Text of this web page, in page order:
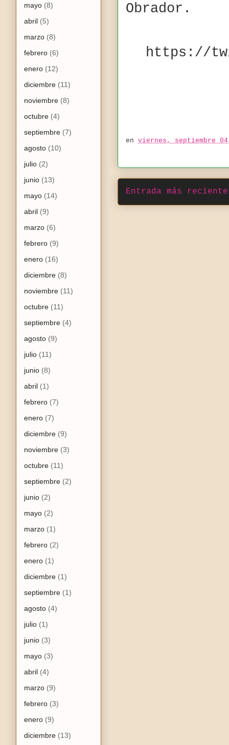
Obrador.
https://
en viernes, septiembre
Entrada más reciente
mayo (8)
abril (5)
marzo (8)
febrero (6)
enero (12)
diciembre (11)
noviembre (8)
octubre (4)
septiembre (7)
agosto (10)
julio (2)
junio (13)
mayo (14)
abril (9)
marzo (6)
febrero (9)
enero (16)
diciembre (8)
noviembre (11)
octubre (11)
septiembre (4)
agosto (9)
julio (11)
junio (8)
abril (1)
febrero (7)
enero (7)
diciembre (9)
noviembre (3)
octubre (11)
septiembre (2)
junio (2)
mayo (2)
marzo (1)
febrero (2)
enero (1)
diciembre (1)
septiembre (1)
agosto (4)
julio (1)
junio (3)
mayo (3)
abril (4)
marzo (9)
febrero (3)
enero (9)
diciembre (13)